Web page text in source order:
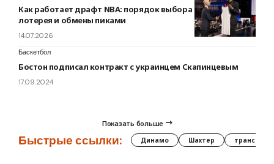
Как работает драфт NBA: порядок выбора новичков,
лотерея и обмены пиками
14.07.2026
Баскетбол
Бостон подписал контракт с украинцем Скапинцевым
17.09.2024
Показать больше
Быстрые ссылки: Динамо Шахтер трансферы